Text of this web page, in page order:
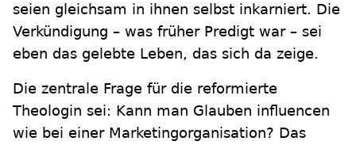
seien gleichsam in ihnen selbst inkarniert. Die
Verkündigung – was früher Predigt war – sei
eben das gelebte Leben, das sich da zeige.
Die zentrale Frage für die reformierte
Theologin sei: Kann man Glauben influencen
wie bei einer Marketingorganisation? Das